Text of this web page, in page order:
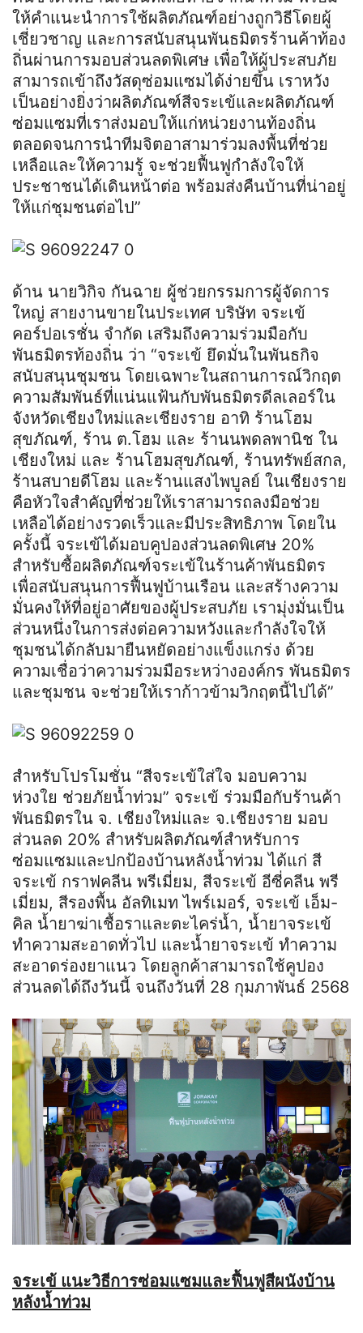
ให้คำแนะนำการใช้ผลิตภัณฑ์อย่างถูกวิธีโดยผู้
เชี่ยวชาญ และการสนับสนุนพันธมิตรร้านค้าท้อง
ถิ่นผ่านการมอบส่วนลดพิเศษ เพื่อให้ผู้ประสบภัย
สามารถเข้าถึงวัสดุซ่อมแซมได้ง่ายขึ้น เราหวัง
เป็นอย่างยิ่งว่าผลิตภัณฑ์สีจระเข้และผลิตภัณฑ์
ซ่อมแซมที่เราส่งมอบให้แก่หน่วยงานท้องถิ่น
ตลอดจนการนำทีมจิตอาสามาร่วมลงพื้นที่ช่วย
เหลือและให้ความรู้ จะช่วยฟื้นฟูกำลังใจให้
ประชาชนได้เดินหน้าต่อ พร้อมส่งคืนบ้านที่น่าอยู่
ให้แก่ชุมชนต่อไป”
ด้าน นายวิกิจ กันฉาย ผู้ช่วยกรรมการผู้จัดการ
ใหญ่ สายงานขายในประเทศ บริษัท จระเข้
คอร์ปอเรชั่น จำกัด เสริมถึงความร่วมมือกับ
พันธมิตรท้องถิ่น ว่า “จระเข้ ยึดมั่นในพันธกิจ
สนับสนุนชุมชน โดยเฉพาะในสถานการณ์วิกฤต
ความสัมพันธ์ที่แน่นแฟ้นกับพันธมิตรดีลเลอร์ใน
จังหวัดเชียงใหม่และเชียงราย อาทิ ร้านโฮม
สุขภัณฑ์, ร้าน ต.โฮม และ ร้านนพดลพานิช ใน
เชียงใหม่ และ ร้านโฮมสุขภัณฑ์, ร้านทรัพย์สกล,
ร้านสบายดีโฮม และร้านแสงไพบูลย์ ในเชียงราย
คือหัวใจสำคัญที่ช่วยให้เราสามารถลงมือช่วย
เหลือได้อย่างรวดเร็วและมีประสิทธิภาพ โดยใน
ครั้งนี้ จระเข้ได้มอบคูปองส่วนลดพิเศษ 20%
สำหรับซื้อผลิตภัณฑ์จระเข้ในร้านค้าพันธมิตร
เพื่อสนับสนุนการฟื้นฟูบ้านเรือน และสร้างความ
มั่นคงให้ที่อยู่อาศัยของผู้ประสบภัย เรามุ่งมั่นเป็น
ส่วนหนึ่งในการส่งต่อความหวังและกำลังใจให้
ชุมชนได้กลับมายืนหยัดอย่างแข็งแกร่ง ด้วย
ความเชื่อว่าความร่วมมือระหว่างองค์กร พันธมิตร
และชุมชน จะช่วยให้เราก้าวข้ามวิกฤตนี้ไปได้”
สำหรับโปรโมชั่น “สีจระเข้ใส่ใจ มอบความ
ห่วงใย ช่วยภัยน้ำท่วม” จระเข้ ร่วมมือกับร้านค้า
พันธมิตรใน จ. เชียงใหม่และ จ.เชียงราย มอบ
ส่วนลด 20% สำหรับผลิตภัณฑ์สำหรับการ
ซ่อมแซมและปกป้องบ้านหลังน้ำท่วม ได้แก่ สี
จระเข้ กราฟคลีน พรีเมี่ยม, สีจระเข้ อีซี่คลีน พรี
เมี่ยม, สีรองพื้น อัลทิเมท ไพร์เมอร์, จระเข้ เอ็ม-
คิล น้ำยาฆ่าเชื้อราและตะไคร่นํ้า, น้ำยาจระเข้
ทำความสะอาดทั่วไป และน้ำยาจระเข้ ทำความ
สะอาดร่องยาแนว โดยลูกค้าสามารถใช้คูปอง
ส่วนลดได้ถึงวันนี้ จนถึงวันที่ 28 กุมภาพันธ์ 2568
จระเข้ แนะวิธีการซ่อมแซมและฟื้นฟูสีผนังบ้าน
หลังน้ำท่วม